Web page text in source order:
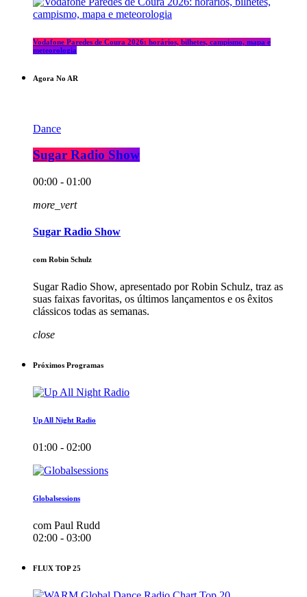
Vodafone Paredes de Coura 2026: horários, bilhetes, campismo, mapa e
meteorologia
Agora No AR
Dance
Sugar Radio Show
00:00 - 01:00
more_vert
Sugar Radio Show
com Robin Schulz
Sugar Radio Show, apresentado por Robin Schulz, traz as
suas faixas favoritas, os últimos lançamentos e os êxitos
clássicos todas as semanas.
close
Próximos Programas
Up All Night Radio
01:00 - 02:00
Globalsessions
com Paul Rudd
02:00 - 03:00
FLUX TOP 25